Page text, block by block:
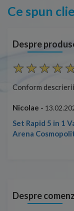
Ce spun
Despre
Conform
Nicolae -
Set Rapid 5 in 1
Arena
Despre